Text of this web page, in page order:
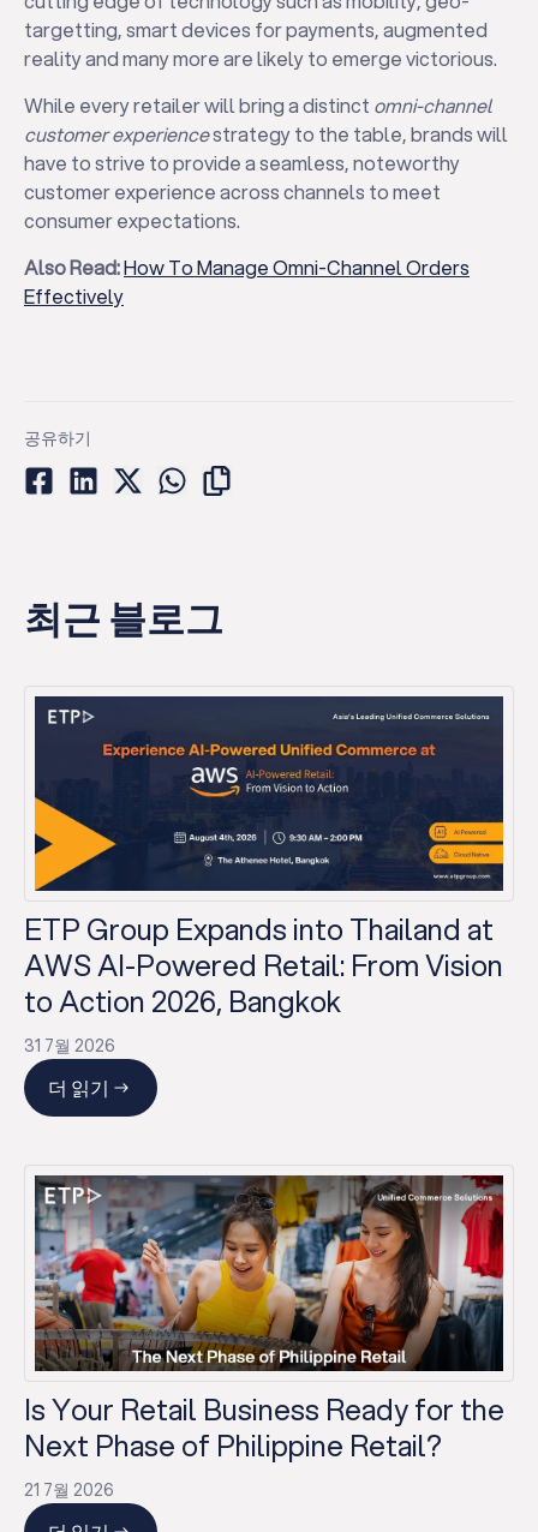
targetting, smart devices for payments, augmented
reality and many more are likely to emerge victorious.
While every retailer will bring a distinct omni-channel
customer experiencestrategy to the table, brands will
have to strive to provide a seamless, noteworthy
customer experience across channels to meet
consumer expectations.
Also Read:How To Manage Omni-Channel Orders
Effectively
공유하기
최근 블로그
ETP Group Expands into Thailand at
AWS AI-Powered Retail: From Vision
to Action 2026, Bangkok
31 7월 2026
더 읽기
Is Your Retail Business Ready for the
Next Phase of Philippine Retail?
21 7월 2026